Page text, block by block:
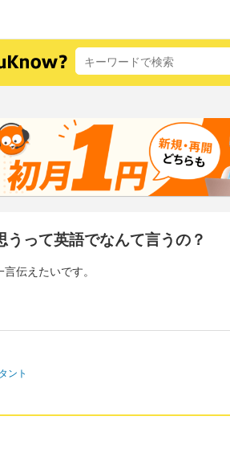
うって英語でなんて言うの？
伝えたいです。
ント